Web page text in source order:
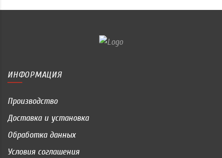
ИНФОРМАЦИЯ
Производство
Доставка и установка
Обработка данных
Условия соглашения